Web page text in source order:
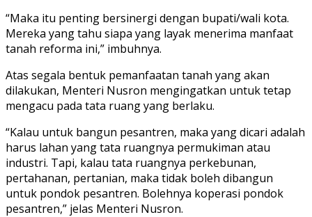
“Maka itu penting bersinergi dengan bupati/wali kota.
Mereka yang tahu siapa yang layak menerima manfaat
tanah reforma ini,” imbuhnya.
Atas segala bentuk pemanfaatan tanah yang akan
dilakukan, Menteri Nusron mengingatkan untuk tetap
mengacu pada tata ruang yang berlaku.
“Kalau untuk bangun pesantren, maka yang dicari adalah
harus lahan yang tata ruangnya permukiman atau
industri. Tapi, kalau tata ruangnya perkebunan,
pertahanan, pertanian, maka tidak boleh dibangun
untuk pondok pesantren. Bolehnya koperasi pondok
pesantren,” jelas Menteri Nusron.